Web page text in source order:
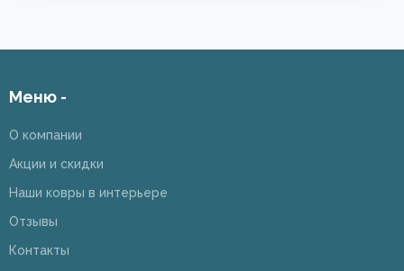
Меню -
О компании
Акции и скидки
Наши ковры в интерьере
Отзывы
Контакты